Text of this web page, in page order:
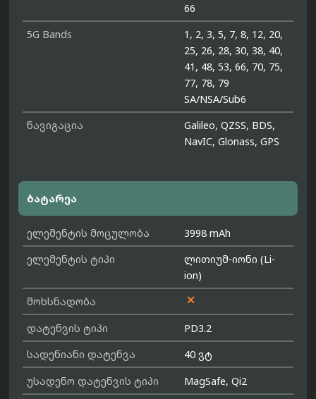
66
5G Bands
1, 2, 3, 5, 7, 8, 12, 20,
25, 26, 28, 30, 38, 40,
41, 48, 53, 66, 70, 75,
77, 78, 79
SA/NSA/Sub6
ნავიგაცია
Galileo, QZSS, BDS,
NavIC, Glonass, GPS
ბატარეა
ელემენტის მოცულობა
3998 mAh
ელემენტის ტიპი
ლითიუმ-იონი (Li-
ion)
მოხსნადობა

დატენვის ტიპი
PD3.2
სადენიანი დატენვა
40 ვტ
უსადენო დატენვის ტიპი
MagSafe, Qi2